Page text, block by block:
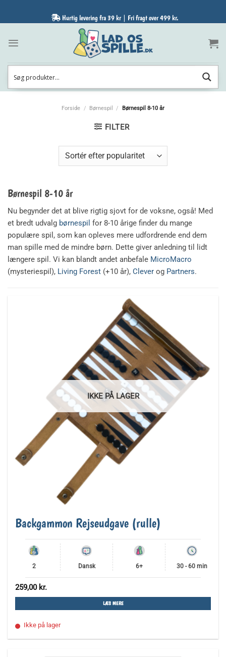
Hurtig levering fra 39 kr | Fri fragt over 499 kr.
Forside / Børnespil / Børnespil 8-10 år
FILTER
Børnespil 8-10 år
Nu begynder det at blive rigtig sjovt for de voksne, også! Med
et bredt udvalg børnespil for 8-10 årige finder du mange
populære spil, som kan opleves mere udfordrende end dem
man spille med de mindre børn. Dette giver anledning til lidt
længere spil. Vi kan blandt andet anbefale MicroMacro
(mysteriespil), Living Forest (+10 år), Clever og Partners.
IKKE PÅ LAGER
Backgammon Rejseudgave (rulle)
2 Dansk 6+ 30 - 60 min
259,00 kr.
LÆS MERE
Ikke på lager